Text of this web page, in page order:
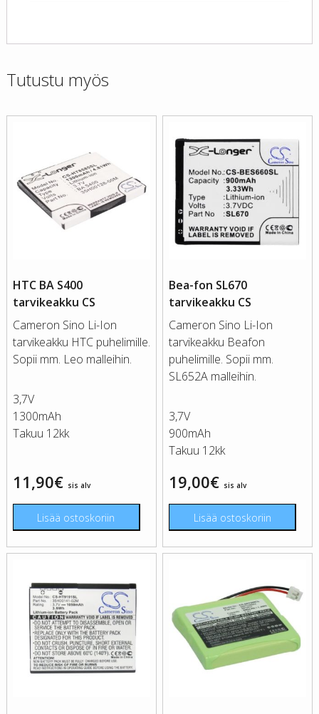
Tutustu myös
HTC BA S400
tarvikeakku CS
Cameron Sino Li-Ion
tarvikeakku HTC puhelimille.
Sopii mm. Leo malleihin.
3,7V
1300mAh
Takuu 12kk
11,90€ sis alv
Lisää ostoskoriin
Bea-fon SL670
tarvikeakku CS
Cameron Sino Li-Ion
tarvikeakku Beafon
puhelimille. Sopii mm.
SL652A malleihin.
3,7V
900mAh
Takuu 12kk
19,00€ sis alv
Lisää ostoskoriin